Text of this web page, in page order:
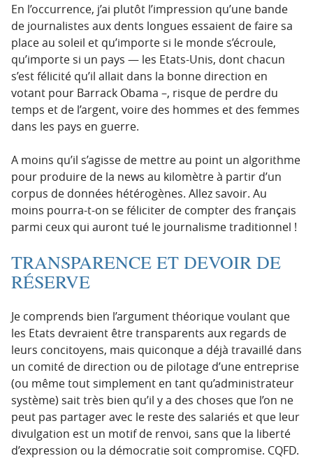
En l’occurrence, j’ai plutôt l’impression qu’une bande
de journalistes aux dents longues essaient de faire sa
place au soleil et qu’importe si le monde s’écroule,
qu’importe si un pays — les Etats-Unis, dont chacun
s’est félicité qu’il allait dans la bonne direction en
votant pour Barrack Obama –, risque de perdre du
temps et de l’argent, voire des hommes et des femmes
dans les pays en guerre.
A moins qu’il s’agisse de mettre au point un algorithme
pour produire de la news au kilomètre à partir d’un
corpus de données hétérogènes. Allez savoir. Au
moins pourra-t-on se féliciter de compter des français
parmi ceux qui auront tué le journalisme traditionnel !
TRANSPARENCE ET DEVOIR DE
RÉSERVE
Je comprends bien l’argument théorique voulant que
les Etats devraient être transparents aux regards de
leurs concitoyens, mais quiconque a déjà travaillé dans
un comité de direction ou de pilotage d’une entreprise
(ou même tout simplement en tant qu’administrateur
système) sait très bien qu’il y a des choses que l’on ne
peut pas partager avec le reste des salariés et que leur
divulgation est un motif de renvoi, sans que la liberté
d’expression ou la démocratie soit compromise. CQFD.